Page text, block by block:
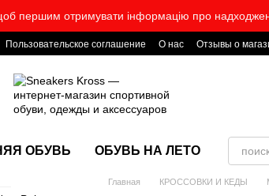
першим отримувати інформацію про
Пользовательское соглашение О нас Отзывы о
ОБУВЬ ОБУВЬ НА ЛЕТО
Главная КРОССОВКИ И КЕДЫ